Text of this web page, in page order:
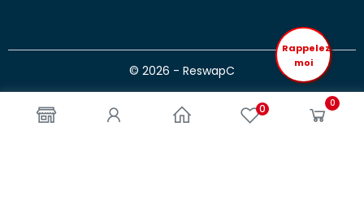
0 0
© 2026 - ReswapC
Rappelez
moi